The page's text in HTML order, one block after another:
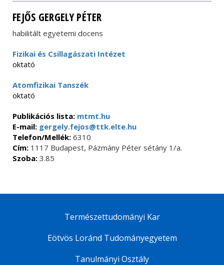
FEJŐS GERGELY PÉTER
habilitált egyetemi docens
Fizikai és Csillagászati Intézet
oktató
Atomfizikai Tanszék
oktató
Publikációs lista: mtmt.hu
E-mail: gergely.fejos@ttk.elte.hu
Telefon/Mellék: 6310
Cím: 1117 Budapest, Pázmány Péter sétány 1/a.
Szoba: 3.85
Természettudományi Kar
Eötvös Loránd Tudományegyetem
Tanulmányi Osztály